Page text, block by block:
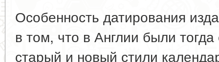
Особенность датирования
в том, что в Англии были
старый и новый стили